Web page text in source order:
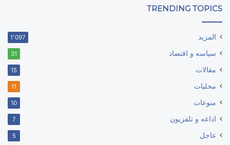
TRENDING TOPICS
المزيد 1٬097
سياسه و اقتصاد 31
مقالات 15
محليات 11
منوعات 10
اذاعه و تلفزيون 7
عاجل 5